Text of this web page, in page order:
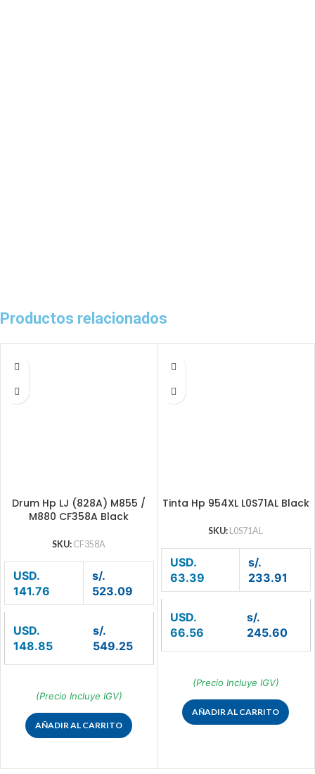
Productos relacionados
Drum Hp LJ (828A) M855 /
M880 CF358A Black
SKU: CF358A
USD.
141.76
s/.
523.09
USD.
148.85
s/.
549.25
(Precio Incluye IGV)
AÑADIR AL CARRITO
Tinta Hp 954XL L0S71AL Black
SKU: L0S71AL
USD.
63.39
s/.
233.91
USD.
66.56
s/.
245.60
(Precio Incluye IGV)
AÑADIR AL CARRITO